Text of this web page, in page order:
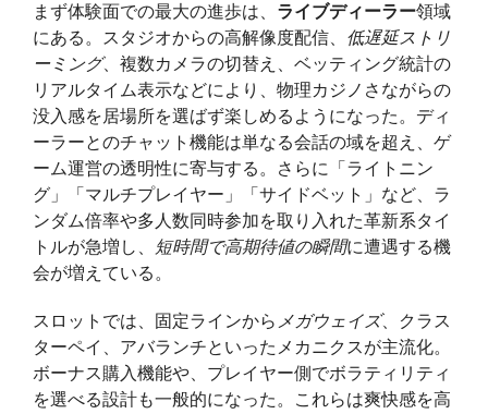
め
の
実
践
ガ
イ
ド
まず体験面での最大の進歩は、 ライブディーラー領域
にある。スタジオからの高解像度配信、 低遅延ストリ
ーミング、複数カメラの切替え、ベッティング統計の
リアルタイム表示などにより、物理カジノさながらの
没入感を居場所を選ばず楽しめるようになった。ディ
ーラーとのチャット機能は単なる会話の域を超え、ゲ
ーム運営の透明性に寄与する。さらに「ライトニン
グ」「マルチプレイヤー」「サイドベット」など、ラ
ンダム倍率や多人数同時参加を取り入れた革新系タイ
トルが急増し、
短時間で高期待値の瞬間に遭遇する機
会が増えている。
スロットでは、固定ラインから メガウェイズ、クラス
ターペイ、アバランチといったメカニクスが主流化。
ボーナス購入機能や、プレイヤー側でボラティリティ
を選べる設計も一般的になった。これらは爽快感を高